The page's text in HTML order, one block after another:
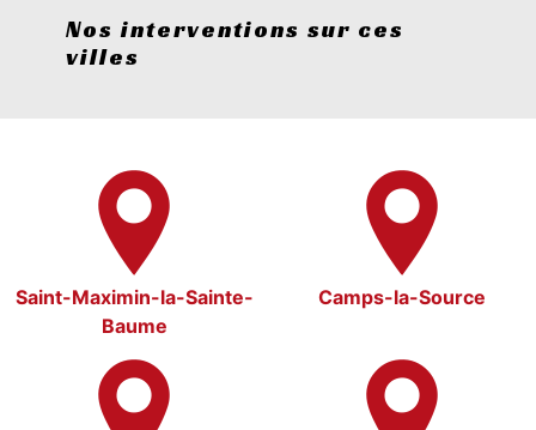
Nos interventions sur ces
villes
Saint-Maximin-la-Sainte-
Baume
Camps-la-Source